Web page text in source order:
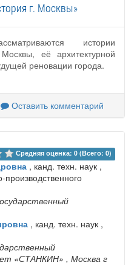
г. Москвы»
истории
её архитектурной
реновации города.
Оставить комментарий
Средняя оценка: 0 (Всего: 0)
, канд. техн. наук ,
производственного
, канд. техн. наук ,
«СТАНКИН» , Москва г